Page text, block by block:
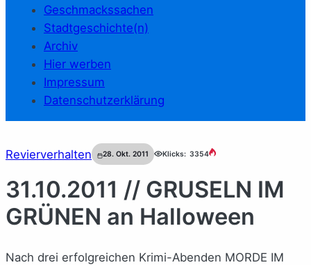
Geschmackssachen
Stadtgeschichte(n)
Archiv
Hier werben
Impressum
Datenschutzerklärung
Revierverhalten 28. Okt. 2011 Klicks: 3354
31.10.2011 // GRUSELN IM
GRÜNEN an Halloween
Nach drei erfolgreichen Krimi-Abenden MORDE IM